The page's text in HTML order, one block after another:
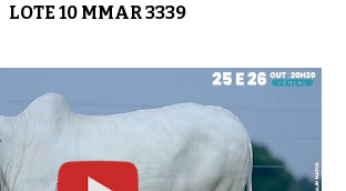
LOTE 10 MMAR 3339